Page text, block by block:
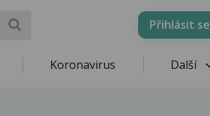
Přihlásit se
Koronavirus Další